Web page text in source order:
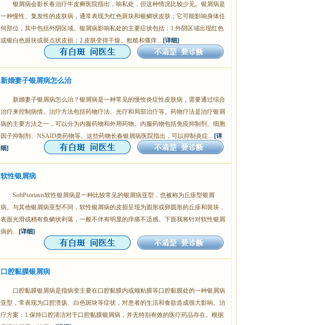
银屑病会影长春治疗牛皮癣医院指出，响私处，但这种情况比较少见。银屑病是
一种慢性、复发性的皮肤病，通常表现为红色斑块和银鳞状皮肤；它可能影响身体任
何部位，其中包括外阴区域。银屑病影响私处的主要症状包括：1.外阴区域出现红色
或银白色斑块或斑点状皮损；2.皮肤变得干燥、粗糙和瘙痒… [详细]
新婚妻子银屑病怎么治
新婚妻子银屑病怎么治？银屑病是一种常见的慢性炎症性皮肤病，需要通过综合
治疗来控制病情。治疗方法包括药物疗法、光疗和局部治疗等。药物疗法是治疗银屑
病的主要方法之一，可以分为内服药物和外用药物。内服药物包括免疫抑制剂、细胞
因子抑制剂、NSAID类药物等。这些药物长春银屑病医院指出，可以抑制炎症… [详
细]
软性银屑病
SoftPsoriasis软性银屑病是一种比较常见的银屑病亚型，也被称为丘疹型银屑
病。与其他银屑病亚型不同，软性银屑病的皮损呈现为圆形或卵圆形的丘疹和斑块，
表面光滑或稍有鱼鳞状剥落，一般不伴有明显的痒痛不适感。下面我将针对软性银屑
病的… [详细]
口腔黏膜银屑病
口腔黏膜银屑病是指病变主要在口腔黏膜内或颊粘膜等口腔黏膜处的一种银屑病
亚型，常表现为口腔溃疡、白色斑块等症状，对患者的生活和食欲造成很大影响。治
疗方案：1.保持口腔清洁对于口腔黏膜银屑病，并无特别有效的医疗药品存在。根据